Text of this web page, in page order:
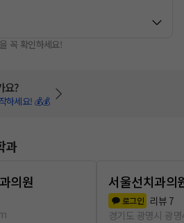
꼭 확인하세요!
요?
하세요! 💰💰
과
의원
서울선치과의
로그인 리뷰 7
경기도 광명시 광